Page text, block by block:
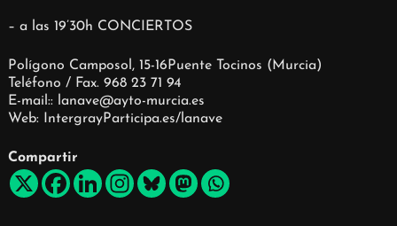
– a las 19’30h CONCIERTOS
Polígono Camposol, 15-16Puente Tocinos (Murcia)
Teléfono / Fax. 968 23 71 94
E-mail:: lanave@ayto-murcia.es
Web: IntergrayParticipa.es/lanave
Compartir